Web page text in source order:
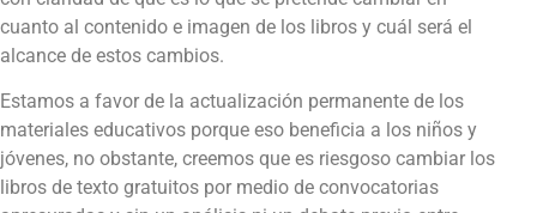
cuanto al contenido e imagen de los libros y cuál será el
alcance de estos cambios.
Estamos a favor de la actualización permanente de los
materiales educativos porque eso beneficia a los niños y
jóvenes, no obstante, creemos que es riesgoso cambiar los
libros de texto gratuitos por medio de convocatorias